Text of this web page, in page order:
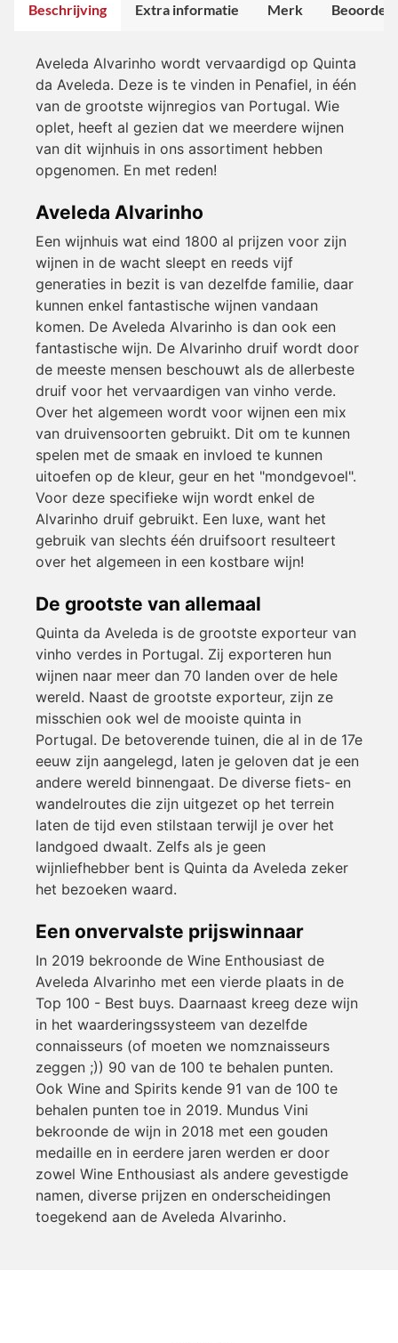
Beschrijving Extra informatie Merk
Aveleda Alvarinho wordt vervaardigd op Quinta
da Aveleda. Deze is te vinden in Penafiel, in één
van de grootste wijnregios van Portugal. Wie
oplet, heeft al gezien dat we meerdere wijnen
van dit wijnhuis in ons assortiment hebben
opgenomen. En met reden!
Aveleda Alvarinho
Een wijnhuis wat eind 1800 al prijzen voor zijn
wijnen in de wacht sleept en reeds vijf
generaties in bezit is van dezelfde familie, daar
kunnen enkel fantastische wijnen vandaan
komen. De Aveleda Alvarinho is dan ook een
fantastische wijn. De Alvarinho druif wordt door
de meeste mensen beschouwt als de allerbeste
druif voor het vervaardigen van vinho verde.
Over het algemeen wordt voor wijnen een mix
van druivensoorten gebruikt. Dit om te kunnen
spelen met de smaak en invloed te kunnen
uitoefen op de kleur, geur en het "mondgevoel".
Voor deze specifieke wijn wordt enkel de
Alvarinho druif gebruikt. Een luxe, want het
gebruik van slechts één druifsoort resulteert
over het algemeen in een kostbare wijn!
De grootste van allemaal
Quinta da Aveleda is de grootste exporteur van
vinho verdes in Portugal. Zij exporteren hun
wijnen naar meer dan 70 landen over de hele
wereld. Naast de grootste exporteur, zijn ze
misschien ook wel de mooiste quinta in
Portugal. De betoverende tuinen, die al in de 17e
eeuw zijn aangelegd, laten je geloven dat je een
andere wereld binnengaat. De diverse fiets- en
wandelroutes die zijn uitgezet op het terrein
laten de tijd even stilstaan terwijl je over het
landgoed dwaalt. Zelfs als je geen
wijnliefhebber bent is Quinta da Aveleda zeker
het bezoeken waard.
Een onvervalste prijswinnaar
In 2019 bekroonde de Wine Enthousiast de
Aveleda Alvarinho met een vierde plaats in de
Top 100 - Best buys. Daarnaast kreeg deze wijn
in het waarderingssysteem van dezelfde
connaisseurs (of moeten we nomznaisseurs
zeggen ;)) 90 van de 100 te behalen punten.
Ook Wine and Spirits kende 91 van de 100 te
behalen punten toe in 2019. Mundus Vini
bekroonde de wijn in 2018 met een gouden
medaille en in eerdere jaren werden er door
zowel Wine Enthousiast als andere gevestigde
namen, diverse prijzen en onderscheidingen
toegekend aan de Aveleda Alvarinho.